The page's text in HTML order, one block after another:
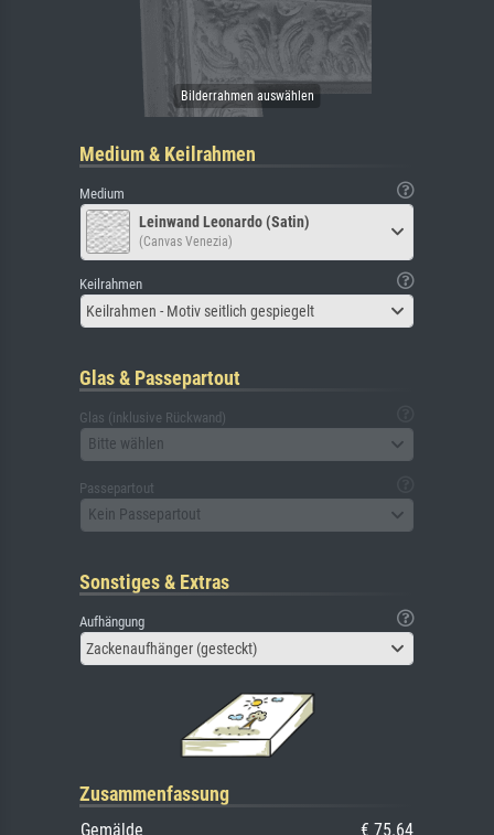
Medium & Keilrahmen
Medium
Leinwand Leonardo (Satin)
(Canvas Venezia)
Keilrahmen
Keilrahmen - Motiv seitlich gespiegelt
Glas & Passepartout
Glas (inklusive Rückwand)
Bitte wählen
Passepartout
Kein Passepartout
Sonstiges & Extras
Aufhängung
Zackenaufhänger (gesteckt)
Zusammenfassung
Gemälde € 75.64